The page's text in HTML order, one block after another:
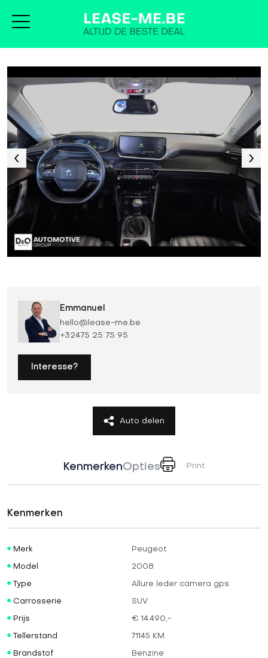
Emmanuel
hello@lease-me.be
+32475 25 75 95
Interesse?
Auto delen
KenmerkenOpties Print
Kenmerken
Merk Peugeot
Model 2008
Type Allure leder camera gps
Carrosserie SUV
Prijs € 14.490,-
Tellerstand 71145 KM
Brandstof Benzine